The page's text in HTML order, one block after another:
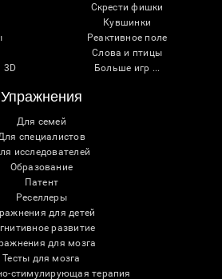
3D
Скрести фишки
Кувшинки
Реактивное поле
Слова и птицы
Больше игр ...
Упражнения
Для семей
специалистов
исследователей
Образование
Патент
Реселлеры
для детей
развитие
для мозга
Тесты для мозга
стимулирующая терапия